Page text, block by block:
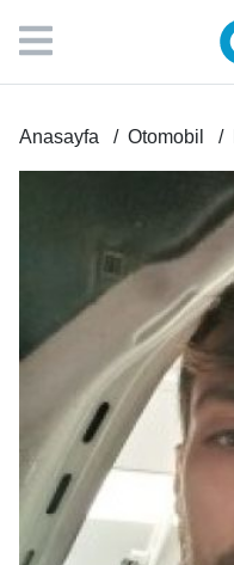
Anasayfa Otomobil